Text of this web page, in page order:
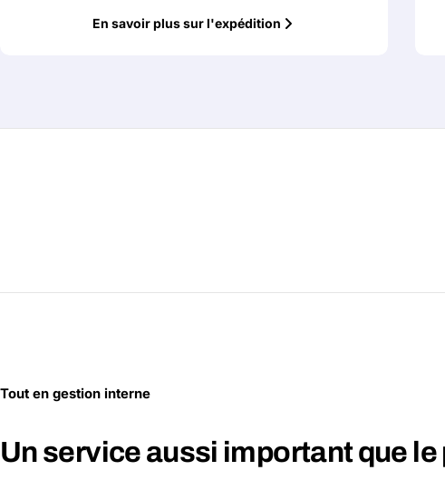
En savoir plus sur l'expédition
Tout en gestion interne
Un service aussi important que